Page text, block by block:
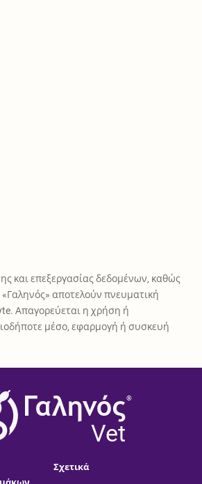
και επεξεργασίας δεδομένων, καθώς
αποτελούν πνευματική
Απαγορεύεται η χρήση ή
μέσο, εφαρμογή ή συσκευή
®
Vet
Σχετικά